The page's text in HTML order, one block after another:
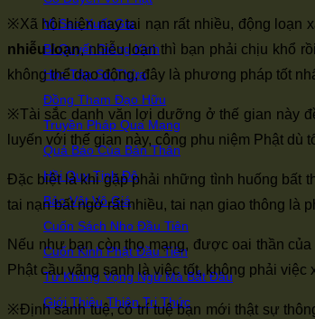
Vì Sao Xuất Gia
Bí Quyết Giảng Kinh
Học Tập Sư Thừa
Đồng Tham Đạo Hữu
Truyền Pháp Qua Mạng
Quả Báo Của Bản Thân
Hồi Quy Tịnh Độ
Bảo Vật Vô Giá
Cuốn Sách Nho Đầu Tiên
Cuốn Kinh Phật Đầu Tiên
Từ Không Vọng Ngữ Mà Bắt Đầu
Giới Thiệu Thiện Tri Thức
※Xã hội hiện nay tai nạn rất nhiều, động loạn
nhiễu loạn, nhiễu loạn thì bạn phải chịu khổ
không thể dao động, đây là phương pháp tốt
※Tài sắc danh văn lợi dưỡng ở thế gian này
luyến với thế gian này, công phu niệm Phật dù
Đặc biệt là khi gặp phải những tình huống bất
tai nạn bất ngờ rất nhiều, tai nạn giao thông là
Nếu như bạn còn thọ mạng, được oai thần
Phật cầu vãng sanh là việc tốt, không phải việc
※Định sanh tuệ, có trí tuệ bạn mới thật sự